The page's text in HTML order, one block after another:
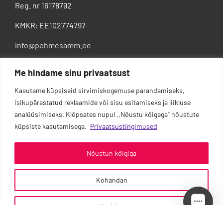
Me hindame sinu privaatsust
Kasutame küpsiseid sirvimiskogemuse parandamiseks,
isikupärastatud reklaamide või sisu esitamiseks ja liikluse
analüüsimiseks. Klõpsates nupul ,,Nõustu kõigega'' nõustute
küpsiste kasutamisega. Privaatsustingimused
Kohandan
Nõustun kõigiga
Reg. nr 16178792
KMKR: EE102774797
info@pehmesamm.ee